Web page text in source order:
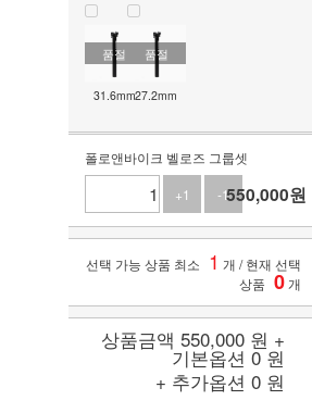
품절
31.6mm
품절
27.2mm
폴로앤바이크 벨로즈 그룹셋
+1
-1550,000원
선택 가능 상품 최소 1 개 / 현재 선택
상품 0 개
상품금액 550,000 원 +
기본옵션 0원
+ 추가옵션 0 원